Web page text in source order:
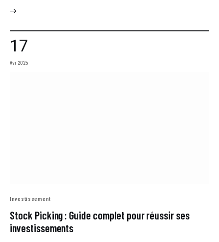
17
Avr 2025
Investissement
Stock Picking : Guide complet pour réussir ses
investissements